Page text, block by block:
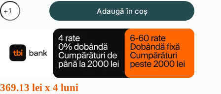
Cantitate
Pat
140x200
spațiu
depozitare,
velur
Adaugă în coș
369.13 lei x 4 luni